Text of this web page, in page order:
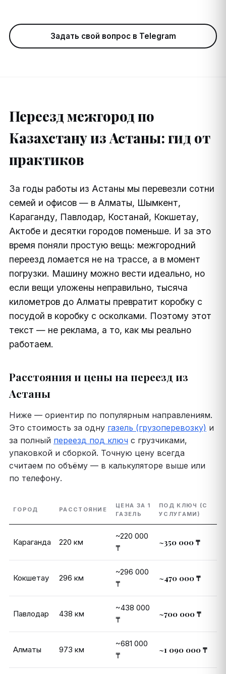
Задать свой вопрос в Telegram
Переезд межгород по
Казахстану из Астаны: гид от
практиков
За годы работы из Астаны мы перевезли сотни
семей и офисов — в Алматы, Шымкент,
Караганду, Павлодар, Костанай, Кокшетау,
Актобе и десятки городов поменьше. И за это
время поняли простую вещь: межгородний
переезд ломается не на трассе, а в момент
погрузки. Машину можно вести идеально, но
если вещи уложены неправильно, тысяча
километров до Алматы превратит коробку с
посудой в коробку с осколками. Поэтому этот
текст — не реклама, а то, как мы реально
работаем.
Расстояния и цены на переезд из
Астаны
Ниже — ориентир по популярным направлениям.
Это стоимость за одну газель (грузоперевозку) и
за полный переезд под ключ с грузчиками,
упаковкой и сборкой. Точную цену всегда
считаем по объёму — в калькуляторе выше или
по телефону.
ГОРОД РАССТОЯНИЕ
ЦЕНА ЗА 1
ГАЗЕЛЬ
ПОД КЛЮЧ (С
УСЛУГАМИ)
Караганда 220 км
~220 000
₸
~350 000 ₸
Кокшетау 296 км
~296 000
₸
~470 000 ₸
Павлодар 438 км
~438 000
₸
~700 000 ₸
Алматы 973 км
~681 000
₸
~1 090 000 ₸